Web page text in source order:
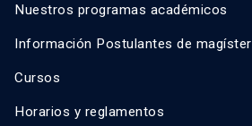
Nuestros programas académicos
Información Postulantes de magíster
Cursos
Horarios y reglamentos